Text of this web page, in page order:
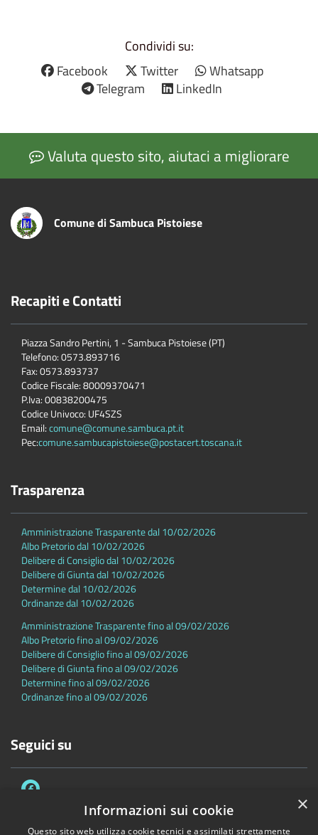
Condividi su:
Facebook
Twitter
Whatsapp
Telegram
LinkedIn
Valuta questo sito, aiutaci a migliorare
Comune di Sambuca Pistoiese
Recapiti e Contatti
Piazza Sandro Pertini, 1 - Sambuca Pistoiese (PT)
Telefono: 0573.893716
Fax: 0573.893737
Codice Fiscale: 80009370471
P.Iva: 00838200475
Codice Univoco: UF4SZS
Email:comune@comune.sambuca.pt.it
Pec:comune.sambucapistoiese@postacert.toscana.it
Trasparenza
Amministrazione Trasparente dal 10/02/2026
Albo Pretorio dal 10/02/2026
Delibere di Consiglio dal 10/02/2026
Delibere di Giunta dal 10/02/2026
Determine dal 10/02/2026
Ordinanze dal 10/02/2026
Amministrazione Trasparente fino al 09/02/2026
Albo Pretorio fino al 09/02/2026
Delibere di Consiglio fino al 09/02/2026
Delibere di Giunta fino al 09/02/2026
Determine fino al 09/02/2026
Ordinanze fino al 09/02/2026
Seguici su
×
Informazioni sui cookie
Questo sito web utilizza cookie tecnici e assimilati strettamente